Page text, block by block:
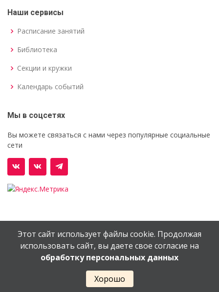
Наши сервисы
Расписание занятий
Библиотека
Секции и кружки
Календарь событий
Мы в соцсетях
Вы можете связаться с нами через популярные социальные
сети
© Орехово-Зуевский железнодорожный техникум им.
В.И.Бондаренко
Сайт создан вEV-DV.RU
Этот сайт использует файлы cookie. Продолжая
использовать сайт, вы даете свое согласие на
обработку персональных данных
Хорошо